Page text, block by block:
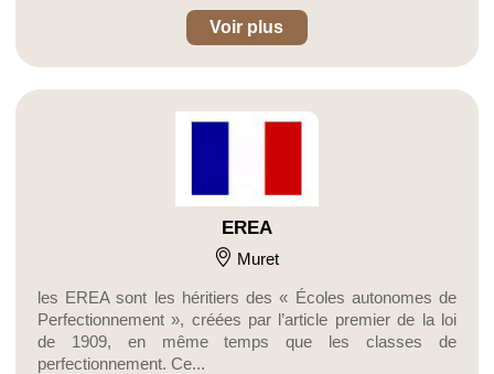
Voir plus
EREA
Muret
les EREA sont les héritiers des « Écoles autonomes de
Perfectionnement », créées par l’article premier de la loi
de 1909, en même temps que les classes de
perfectionnement. Ce...